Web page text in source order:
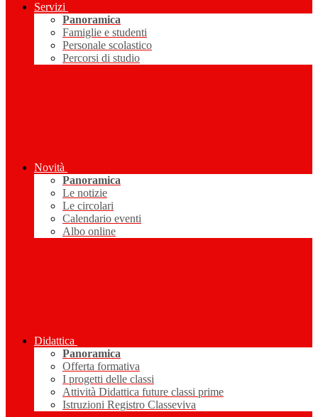
Servizi
Panoramica
Famiglie e studenti
Personale scolastico
Percorsi di studio
Novità
Panoramica
Le notizie
Le circolari
Calendario eventi
Albo online
Didattica
Panoramica
Offerta formativa
I progetti delle classi
Attività Didattica future classi prime
Istruzioni Registro Classeviva